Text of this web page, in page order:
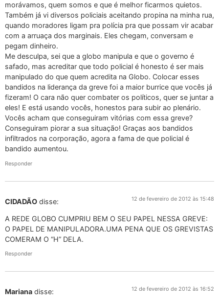
morávamos, quem somos e que é melhor ficarmos quietos.
Também já vi diversos policiais aceitando propina na minha rua,
quando moradores ligam pra polícia pra que possam vir acabar
com a arruaça dos marginais. Eles chegam, conversam e
pegam dinheiro.
Me desculpa, sei que a globo manipula e que o governo é
safado, mas acreditar que todo policial é honesto é ser mais
manipulado do que quem acredita na Globo. Colocar esses
bandidos na liderança da greve foi a maior burrice que vocês já
fizeram! O cara não quer combater os políticos, quer se juntar a
eles! E está usando vocês, honestos para subir ao plenário.
Vocês acham que conseguiram vitórias com essa greve?
Conseguiram piorar a sua situação! Graças aos bandidos
infiltrados na corporação, agora a fama de que policial é
bandido aumentou.
Responder
CIDADÃO disse: 12 de fevereiro de 2012 às 15:48
A REDE GLOBO CUMPRIU BEM O SEU PAPEL NESSA GREVE:
O PAPEL DE MANIPULADORA.UMA PENA QUE OS GREVISTAS
COMERAM O “H” DELA.
Responder
Mariana disse: 12 de fevereiro de 2012 às 16:52